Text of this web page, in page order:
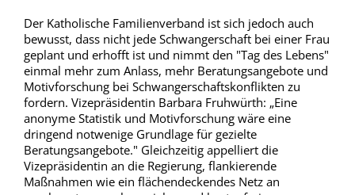
Der Katholische Familienverband ist sich jedoch auch
bewusst, dass nicht jede Schwangerschaft bei einer Frau
geplant und erhofft ist und nimmt den "Tag des Lebens"
einmal mehr zum Anlass, mehr Beratungsangebote und
Motivforschung bei Schwangerschaftskonflikten zu
fordern. Vizepräsidentin Barbara Fruhwürth: „Eine
anonyme Statistik und Motivforschung wäre eine
dringend notwenige Grundlage für gezielte
Beratungsangebote." Gleichzeitig appelliert die
Vizepräsidentin an die Regierung, flankierende
Maßnahmen wie ein flächendeckendes Netz an